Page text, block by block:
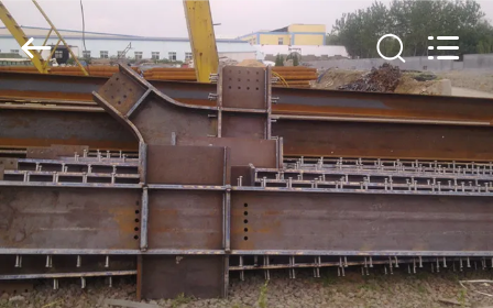
घर
उत्पाद
वीडियो
Qingdao
KaFa
Fabrication
Co.,
Ltd..
All
Rights
Reserved.